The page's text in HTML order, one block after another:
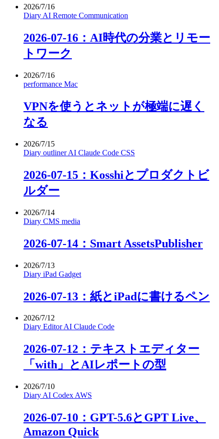
2026/7/16
Diary AI Remote Communication
2026-07-16：AI時代の分業とリモー
トワーク
2026/7/16
performance Mac
VPNを使うとネットが極端に遅く
なる
2026/7/15
Diary outlinerAI Claude Code CSS
2026-07-15：Kosshiとプロダクトビ
ルダー
2026/7/14
Diary CMS media
2026-07-14：Smart AssetsPublisher
2026/7/13
Diary iPad Gadget
2026-07-13：紙とiPadに書けるペン
2026/7/12
Diary EditorAI Claude Code
2026-07-12：テキストエディター
「with」とAIレポートの型
2026/7/10
Diary AI Codex AWS
2026-07-10：GPT-5.6とGPT Live、
Amazon Quick